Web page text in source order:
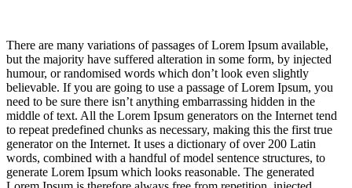
There are many variations of passages of Lorem Ipsum available,
but the majority have suffered alteration in some form, by injected
humour, or randomised words which don’t look even slightly
believable. If you are going to use a passage of Lorem Ipsum, you
need to be sure there isn’t anything embarrassing hidden in the
middle of text. All the Lorem Ipsum generators on the Internet tend
to repeat predefined chunks as necessary, making this the first true
generator on the Internet. It uses a dictionary of over 200 Latin
words, combined with a handful of model sentence structures, to
generate Lorem Ipsum which looks reasonable. The generated